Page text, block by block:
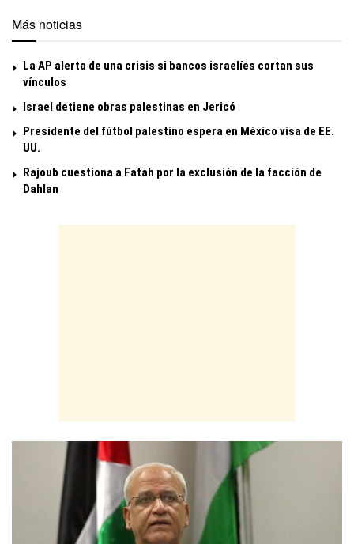
Más noticias
La AP alerta de una crisis si bancos israelíes cortan sus
vínculos
Israel detiene obras palestinas en Jericó
Presidente del fútbol palestino espera en México visa de EE.
UU.
Rajoub cuestiona a Fatah por la exclusión de la facción de
Dahlan